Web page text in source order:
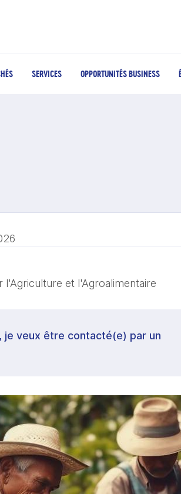
SERVICES OPPORTUNITÉS BUSINESS
et l'Agroalimentaire
je veux être contacté(e) par un